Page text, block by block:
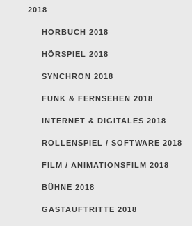
2018
HÖRBUCH 2018
HÖRSPIEL 2018
SYNCHRON 2018
FUNK & FERNSEHEN 2018
INTERNET & DIGITALES 2018
ROLLENSPIEL / SOFTWARE 2018
FILM / ANIMATIONSFILM 2018
BÜHNE 2018
GASTAUFTRITTE 2018